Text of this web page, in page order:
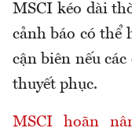
MSCI kéo dài
cảnh báo có thể
cận biên nếu
thuyết phục.
MSCI hoãn